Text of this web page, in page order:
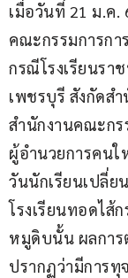
เมื่อวันที่ 21 ม.ค.
คณะกรรมการก
กรณีโรงเรียนรา
เพชรบุรี สังกัดส
สำนักงานคณะก
ผู้อำนวยการคนใ
วันนักเรียนเปลี่ย
โรงเรียนทอดไส้
หมูดิบนั้น ผลการ
ปรากฏว่ามีการทุ